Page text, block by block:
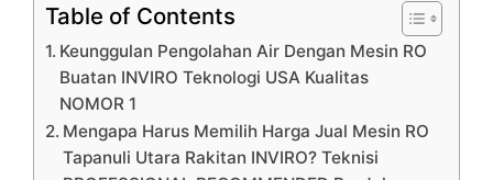
Table of Contents
Keunggulan Pengolahan Air Dengan Mesin RO
Buatan INVIRO Teknologi USA Kualitas
NOMOR 1
Mengapa Harus Memilih Harga Jual Mesin RO
Tapanuli Utara Rakitan INVIRO? Teknisi